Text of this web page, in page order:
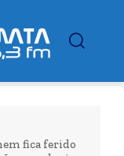
fica ferido